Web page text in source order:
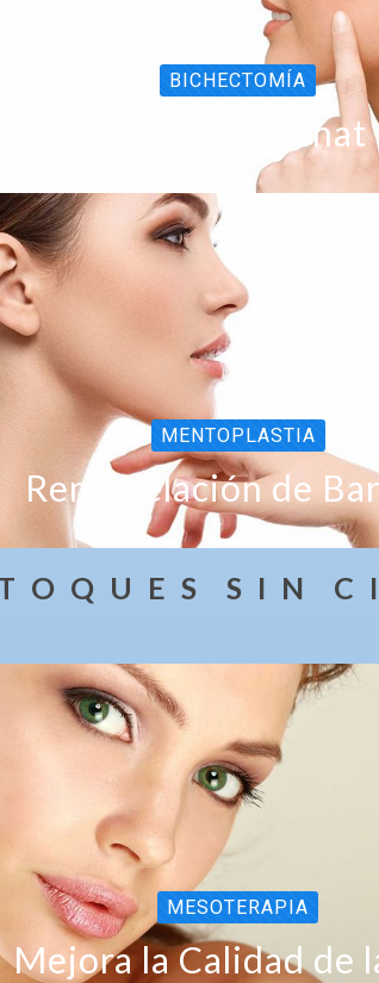
BICHECTOMÍA
Bolas de Bichat
MENTOPLASTIA
Remodelación de
O Q U E S S I N C
MESOTERAPIA
Mejora la Calidad de